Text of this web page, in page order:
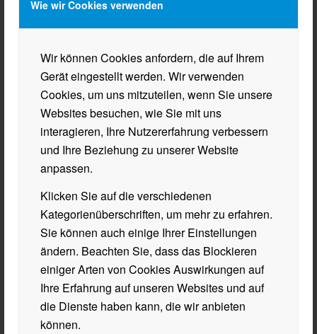
Wie wir Cookies verwenden
Wir können Cookies anfordern, die auf Ihrem
Gerät eingestellt werden. Wir verwenden
Cookies, um uns mitzuteilen, wenn Sie unsere
Websites besuchen, wie Sie mit uns
interagieren, Ihre Nutzererfahrung verbessern
und Ihre Beziehung zu unserer Website
anpassen.
Klicken Sie auf die verschiedenen
Kategorienüberschriften, um mehr zu erfahren.
Sie können auch einige Ihrer Einstellungen
ändern. Beachten Sie, dass das Blockieren
einiger Arten von Cookies Auswirkungen auf
Ihre Erfahrung auf unseren Websites und auf
die Dienste haben kann, die wir anbieten
können.
Mailsekretariat@hak-woergl.at
Tel.+43 50 902 830
ÖFFNUNGSZEITEN
Öffnungszeiten Sekretariat
MO/MI/DO 7:30 – 15:30
DI/FR 7:30 – 14:30
Semesterferien
Mo. 09.02.26 bis Fr. 13.02.26, 08:00 – 13:00
über die Sommerferien geschlossen